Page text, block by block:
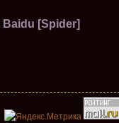
Baidu [Spider]